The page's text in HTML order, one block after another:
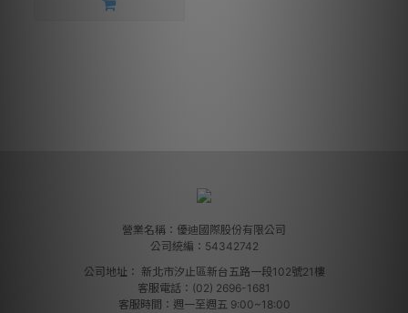
營業名稱：優迪國際股份有限公司
公司統編：54342742
公司地址： 新北市汐止區新台五路一段102號21樓
客服電話：(02) 2696-1681
客服時間：週一至週五 9:00~18:00